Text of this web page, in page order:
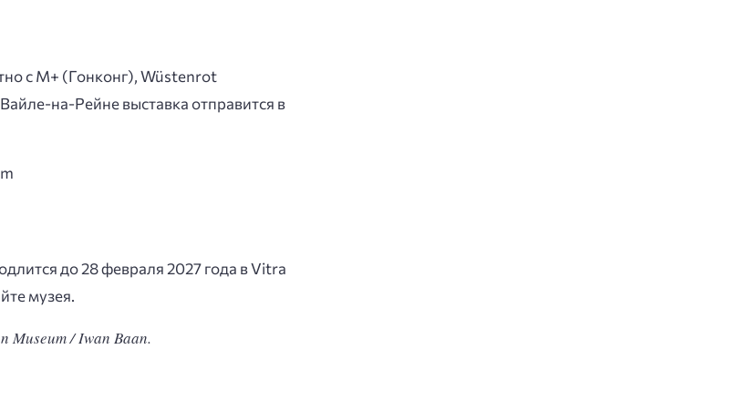
с M+ (Гонконг), Wüstenrot
на-Рейне выставка отправится в
до 28 февраля 2027 года в Vitra
музея.
/ Iwan Baan.